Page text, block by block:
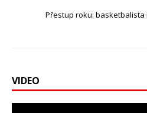
Přestup roku: basketbalista
VIDEO